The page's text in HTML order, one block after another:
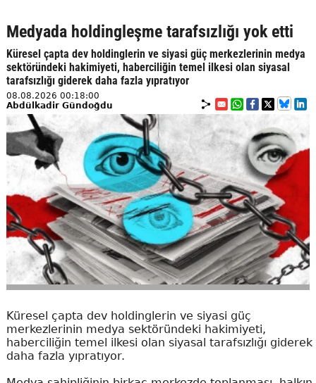
Medyada holdingleşme tarafsızlığı yok etti
Küresel çapta dev holdinglerin ve siyasi güç merkezlerinin medya
sektöründeki hakimiyeti, haberciliğin temel ilkesi olan siyasal
tarafsızlığı giderek daha fazla yıpratıyor
08.08.2026 00:18:00
Abdülkadir Gündoğdu
Küresel çapta dev holdinglerin ve siyasi güç
merkezlerinin medya sektöründeki hakimiyeti,
haberciliğin temel ilkesi olan siyasal tarafsızlığı giderek
daha fazla yıpratıyor.